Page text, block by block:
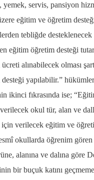
yemek, servis, pansiyon
eğitim ve öğretim
tebliğde desteklenecek
eğitim öğretim desteği
alınabilecek olması
yapılabilir.”
ikinci fıkrasında ise;
okul tür, alan ve
verilecek eğitim ve
okullarda öğrenim
alanına ve dalına göre
bir buçuk katını